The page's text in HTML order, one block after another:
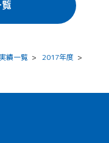
績一覧 > 2017年度 >